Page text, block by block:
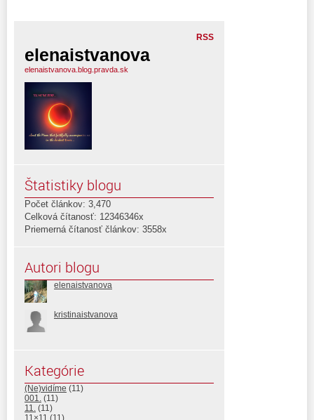
RSS
elenaistvanova
elenaistvanova.blog.pravda.sk
Štatistiky blogu
Počet článkov: 3,470
Celková čítanosť: 12346346x
Priemerná čítanosť článkov: 3558x
Autori blogu
elenaistvanova
kristinaistvanova
Kategórie
(Ne)vidíme (11)
001. (11)
11. (11)
11×11 (11)